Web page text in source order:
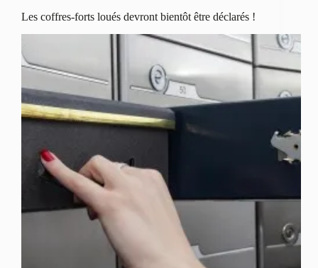
Les coffres-forts loués devront bientôt être déclarés !